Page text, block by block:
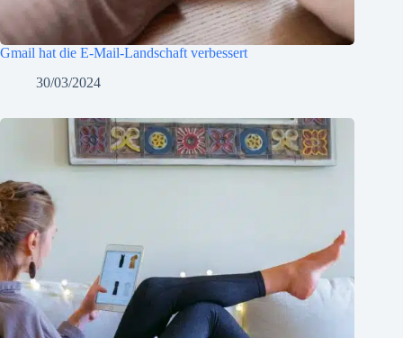
Gmail hat die E-Mail-Landschaft verbessert
30/03/2024